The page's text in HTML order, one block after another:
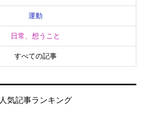
運動
日常、想うこと
すべての記事
人気記事ランキング